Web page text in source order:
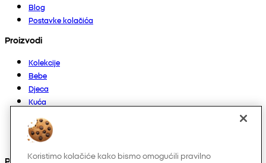
Blog
Postavke kolačića
Proizvodi
Kolekcije
Bebe
Djeca
Kuća
Muškarci
Ostalo
Koristimo kolačiće kako bismo omogućili pravilno